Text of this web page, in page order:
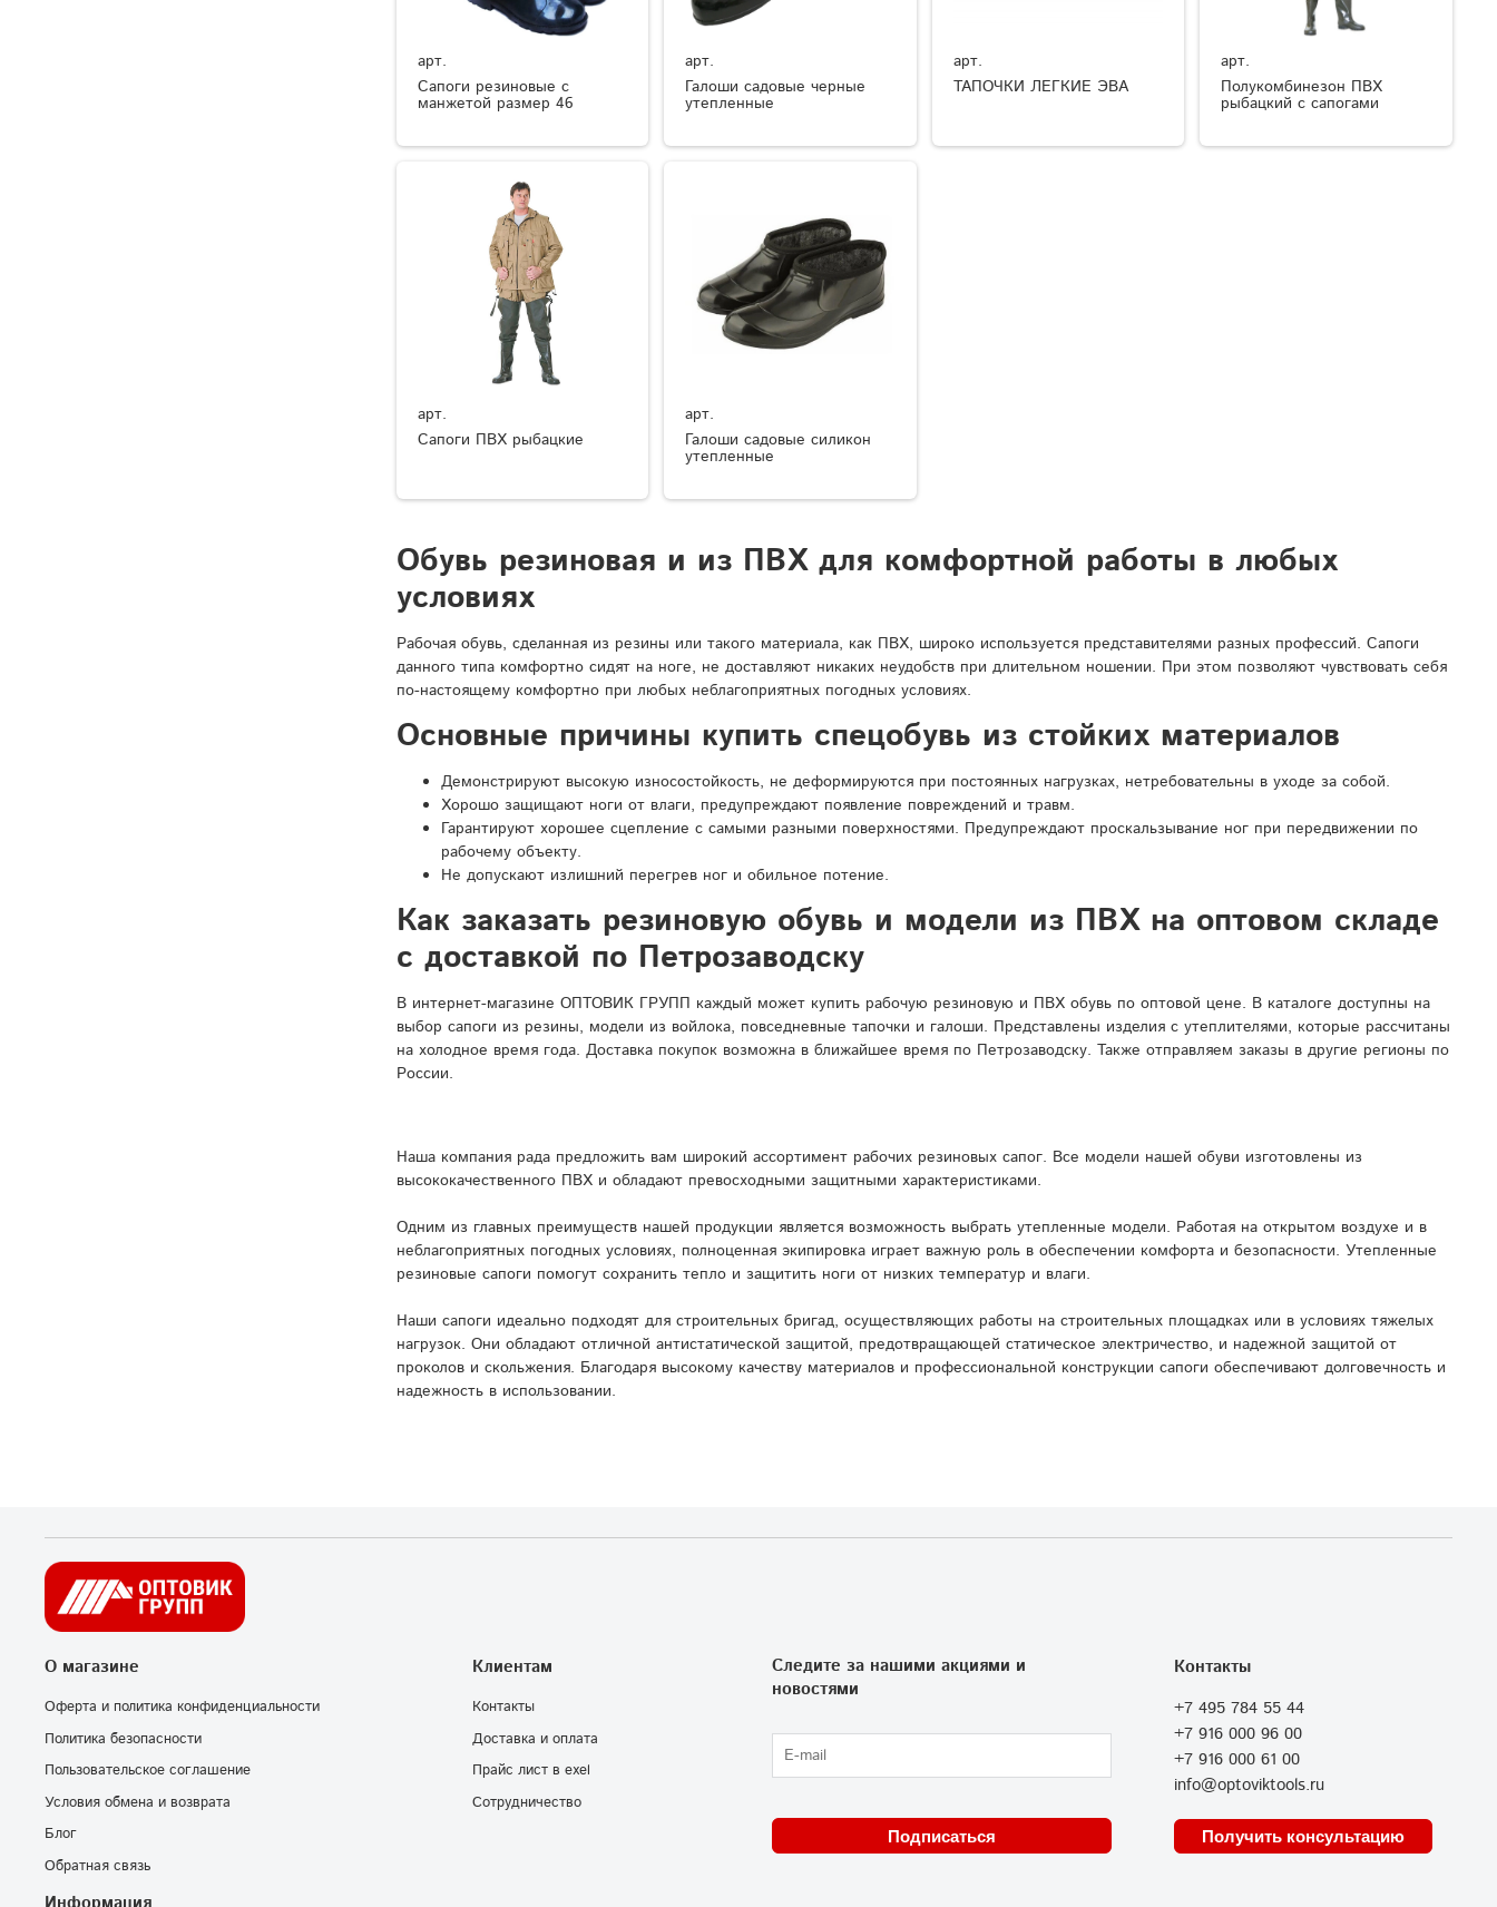
арт.
Сапоги резиновые с
манжетой размер 46
арт.
Галоши садовые черные
утепленные
арт.
ТАПОЧКИ ЛЕГКИЕ ЭВА
арт.
Полукомбинезон ПВХ
рыбацкий с сапогами
арт.
Сапоги ПВХ рыбацкие
арт.
Галоши садовые силикон
утепленные
Обувь резиновая и из ПВХ для комфортной работы в любых
условиях
Рабочая обувь, сделанная из резины или такого материала, как ПВХ, широко используется представителями разных профессий. Сапоги
данного типа комфортно сидят на ноге, не доставляют никаких неудобств при длительном ношении. При этом позволяют чувствовать себя
по-настоящему комфортно при любых неблагоприятных погодных условиях.
Основные причины купить спецобувь из стойких материалов
Демонстрируют высокую износостойкость, не деформируются при постоянных нагрузках, нетребовательны в уходе за собой.
Хорошо защищают ноги от влаги, предупреждают появление повреждений и травм.
Гарантируют хорошее сцепление с самыми разными поверхностями. Предупреждают проскальзывание ног при передвижении по
рабочему объекту.
Не допускают излишний перегрев ног и обильное потение.
Как заказать резиновую обувь и модели из ПВХ на оптовом складе
с доставкой по Петрозаводску
В интернет-магазине ОПТОВИК ГРУПП каждый может купить рабочую резиновую и ПВХ обувь по оптовой цене. В каталоге доступны на
выбор сапоги из резины, модели из войлока, повседневные тапочки и галоши. Представлены изделия с утеплителями, которые рассчитаны
на холодное время года. Доставка покупок возможна в ближайшее время по Петрозаводску. Также отправляем заказы в другие регионы по
России.
Наша компания рада предложить вам широкий ассортимент рабочих резиновых сапог. Все модели нашей обуви изготовлены из
высококачественного ПВХ и обладают превосходными защитными характеристиками.
Одним из главных преимуществ нашей продукции является возможность выбрать утепленные модели. Работая на открытом воздухе и в
неблагоприятных погодных условиях, полноценная экипировка играет важную роль в обеспечении комфорта и безопасности. Утепленные
резиновые сапоги помогут сохранить тепло и защитить ноги от низких температур и влаги.
Наши сапоги идеально подходят для строительных бригад, осуществляющих работы на строительных площадках или в условиях тяжелых
нагрузок. Они обладают отличной антистатической защитой, предотвращающей статическое электричество, и надежной защитой от
проколов и скольжения. Благодаря высокому качеству материалов и профессиональной конструкции сапоги обеспечивают долговечность и
надежность в использовании.
О магазине
Оферта и политика конфиденциальности
Политика безопасности
Пользовательское соглашение
Условия обмена и возврата
Блог
Обратная связь
Клиентам
Контакты
Доставка и оплата
Прайс лист в exel
Сотрудничество
Контакты
+7 495 784 55 44
+7 916 000 96 00
+7 916 000 61 00
info@optoviktools.ru
Получить консультацию
Следите за нашими акциями и
новостями
Подписаться